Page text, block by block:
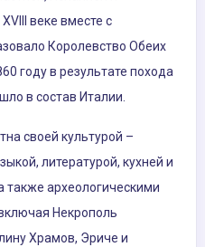
веке вместе с
Королевство Обеих
году в результате похода
в состав Италии.
своей культурой –
литературой, кухней и
также археологическими
Некрополь
Храмов, Эриче и